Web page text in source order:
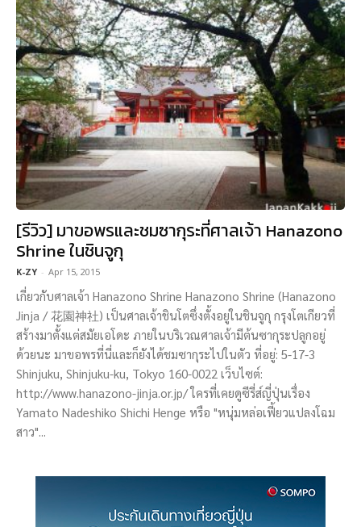
[รีวิว] มาขอพรและชมซากุระที่ศาลเจ้า Hanazono
Shrine ในชินจูกุ
K-ZY - Apr 15, 2015
เกี่ยวกับศาลเจ้า Hanazono Shrine Hanazono Shrine (Hanazono
Jinja / 花園神社) เป็นศาลเจ้าชินโตซึ่งตั้งอยู่ในชินจูกุ กรุงโตเกียวที่
สร้างมาตั้งแต่สมัยเอโดะ ภายในบริเวณศาลเจ้ามีต้นซากุระปลูกอยู่
ด้วยนะ มาขอพรที่นี่และก็ยังได้ชมซากุระไปในตัว ที่อยู่: 5-17-3
Shinjuku, Shinjuku-ku, Tokyo 160-0022 เว็บไซต์:
http://www.hanazono-jinja.or.jp/ ใครที่เคยดูซีรี่ส์ญี่ปุ่นเรื่อง
Yamato Nadeshiko Shichi Henge หรือ "หนุ่มหล่อเฟี้ยวแปลงโฉม
สาว"...